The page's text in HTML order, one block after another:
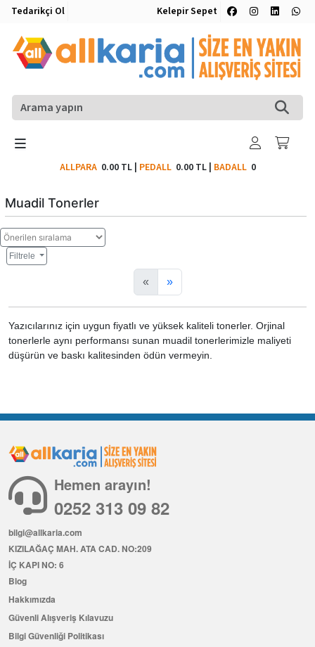
Tedarikçi Ol Kelepir Sepet
ALLPARA 0.00 TL| PEDALL 0.00 TL| BADALL0
Muadil Tonerler
Filtrele
« »
Yazıcılarınız için uygun fiyatlı ve yüksek kaliteli tonerler. Orjinal
tonerlerle aynı performansı sunan muadil tonerlerimizle maliyeti
düşürün ve baskı kalitesinden ödün vermeyin.
Hemen arayın!
0252 313 09 82
bilgi@allkaria.com
KIZILAĞAÇ MAH. ATA CAD. NO:209
İÇ KAPI NO: 6
Blog
Hakkımızda
Güvenli Alışveriş Kılavuzu
Bilgi Güvenliği Politikası